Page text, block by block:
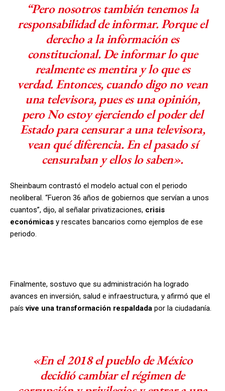
“Pero nosotros también tenemos la
responsabilidad de informar. Porque el
derecho a la información es
constitucional. De informar lo que
realmente es mentira y lo que es
verdad. Entonces, cuando digo no vean
una televisora, pues es una opinión,
pero No estoy ejerciendo el poder del
Estado para censurar a una televisora,
vean qué diferencia. En el pasado sí
censuraban y ellos lo saben».
Sheinbaum contrastó el modelo actual con el periodo
neoliberal. “Fueron 36 años de gobiernos que servían a unos
cuantos”, dijo, al señalar privatizaciones, crisis
económicas y rescates bancarios como ejemplos de ese
periodo.
Finalmente, sostuvo que su administración ha logrado
avances en inversión, salud e infraestructura, y afirmó que el
país vive una transformación respaldada por la ciudadanía.
«En el 2018 el pueblo de México
decidió cambiar el régimen de